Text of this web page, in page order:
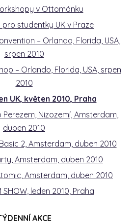
v Ottománku
studentky UK v Praze
– Orlando, Florida, USA,
srpen 2010
– Orlando, Florida, USA, srpen
2010
UK, květen 2010, Praha
Nizozemí, Amsterdam,
duben 2010
2, Amsterdam, duben 2010
Amsterdam, duben 2010
Amsterdam, duben 2010
SHOW, leden 2010, Praha
AKCE